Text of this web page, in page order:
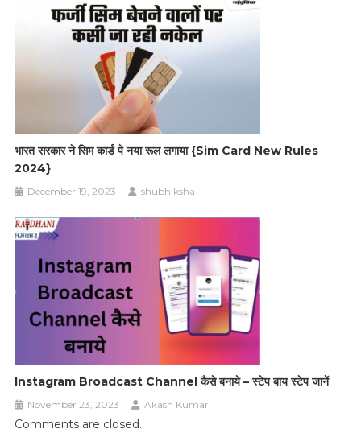
भारत सरकार ने सिम कार्ड पे नया रूल लगाया {Sim Card New Rules
2024}
December 19, 2023 shubhiksha
Instagram Broadcast Channel कैसे बनाये – स्टेप बाय स्टेप जानें
November 23, 2023 Akash Kumar
Comments are closed.